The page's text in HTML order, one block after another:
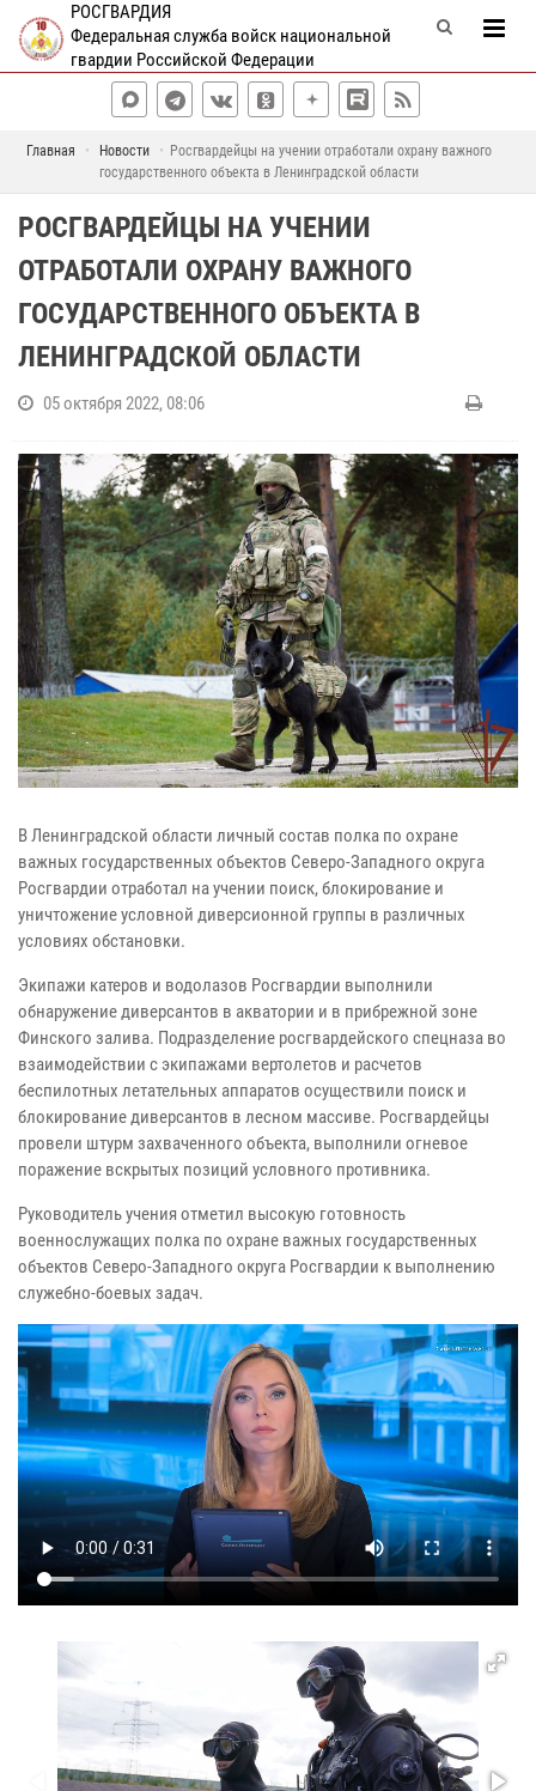
РОСГВАРДИЯ
Федеральная служба войск национальной
гвардии Российской Федерации
Главная Новости
Росгвардейцы на учении отработали охрану важного
государственного объекта в Ленинградской области
РОСГВАРДЕЙЦЫ НА УЧЕНИИ
ОТРАБОТАЛИ ОХРАНУ ВАЖНОГО
ГОСУДАРСТВЕННОГО ОБЪЕКТА В
ЛЕНИНГРАДСКОЙ ОБЛАСТИ
05 октября 2022, 08:06
В Ленинградской области личный состав полка по охране
важных государственных объектов Северо-Западного округа
Росгвардии отработал на учении поиск, блокирование и
уничтожение условной диверсионной группы в различных
условиях обстановки.
Экипажи катеров и водолазов Росгвардии выполнили
обнаружение диверсантов в акватории и в прибрежной зоне
Финского залива. Подразделение росгвардейского спецназа во
взаимодействии с экипажами вертолетов и расчетов
беспилотных летательных аппаратов осуществили поиск и
блокирование диверсантов в лесном массиве. Росгвардейцы
провели штурм захваченного объекта, выполнили огневое
поражение вскрытых позиций условного противника.
Руководитель учения отметил высокую готовность
военнослужащих полка по охране важных государственных
объектов Северо-Западного округа Росгвардии к выполнению
служебно-боевых задач.